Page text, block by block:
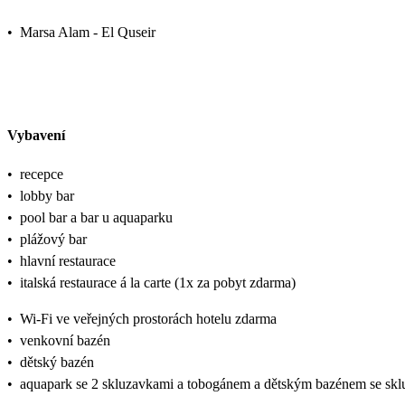
• Marsa Alam - El Quseir
Vybavení
• recepce
• lobby bar
• pool bar a bar u aquaparku
• plážový bar
• hlavní restaurace
• italská restaurace á la carte (1x za pobyt zdarma)
• Wi-Fi ve veřejných prostorách hotelu zdarma
• venkovní bazén
• dětský bazén
• aquapark se 2 skluzavkami a tobogánem a dětským bazénem se